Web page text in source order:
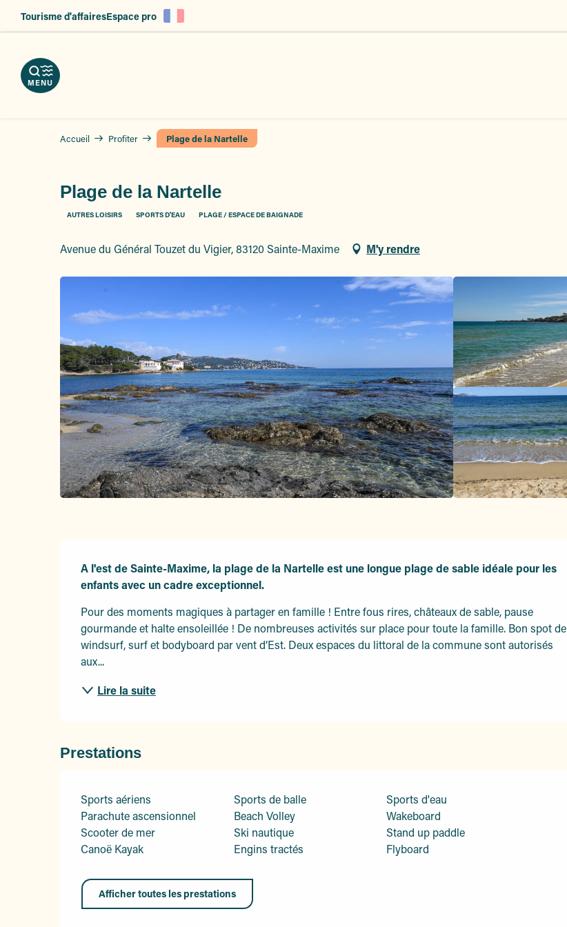
principal
Tourisme d'affairesEspace pro
MENU
Accueil Profiter Plage de la Nartelle
Plage de la Nartelle
AUTRES LOISIRS SPORTS D'EAU PLAGE / ESPACE DE BAIGNADE
Avenue du Général Touzet du Vigier, 83120 Sainte-Maxime M'y rendre
A l'est de Sainte-Maxime, la plage de la Nartelle est une longue plage de sable idéale pour les
enfants avec un cadre exceptionnel.
Pour des moments magiques à partager en famille ! Entre fous rires, châteaux de sable, pause
gourmande et halte ensoleillée ! De nombreuses activités sur place pour toute la famille. Bon spot de
windsurf, surf et bodyboard par vent d’Est. Deux espaces du littoral de la commune sont autorisés
aux...
Lire la suite
Prestations
Sports aériens Sports de balle
Sports d'eau
Parachute ascensionnel
Beach Volley
Wakeboard
Scooter de mer
Ski nautique
Stand up paddle
Canoë Kayak
Engins tractés Flyboard
Afficher toutes les prestations